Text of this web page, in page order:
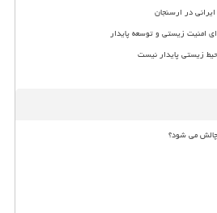
در ارسنجان
امنیت زیستی و توسعه پایدار
زیستی پایدار نیست
می شود؟